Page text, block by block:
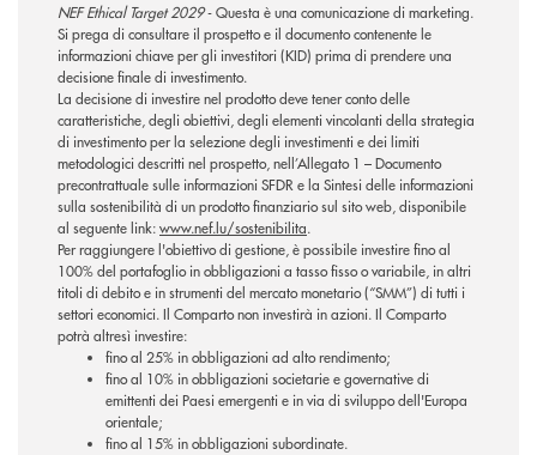
NEF Ethical Target 2029- Questa è una comunicazione di marketing.
Si prega di consultare il prospetto e il documento contenente le
informazioni chiave per gli investitori (KID) prima di prendere una
decisione finale di investimento.
La decisione di investire nel prodotto deve tener conto delle
caratteristiche, degli obiettivi, degli elementi vincolanti della strategia
di investimento per la selezione degli investimenti e dei limiti
metodologici descritti nel prospetto, nell’Allegato 1 – Documento
precontrattuale sulle informazioni SFDR e la Sintesi delle informazioni
sulla sostenibilità di un prodotto finanziario sul sito web, disponibile
al seguente link:www.nef.lu/sostenibilita.
Per raggiungere l'obiettivo di gestione, è possibile investire fino al
100% del portafoglio in obbligazioni a tasso fisso o variabile, in altri
titoli di debito e in strumenti del mercato monetario (“SMM”) di tutti i
settori economici. Il Comparto non investirà in azioni. Il Comparto
potrà altresì investire:
fino al 25% in obbligazioni ad alto rendimento;
fino al 10% in obbligazioni societarie e governative di
emittenti dei Paesi emergenti e in via di sviluppo dell'Europa
orientale;
fino al 15% in obbligazioni subordinate.